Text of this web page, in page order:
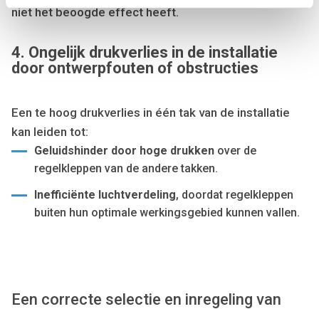
We use cookies to personalise content and ads, to
We also share information about your use of our site with
our social media, advertising and analytics partners who
of their services.
niet het beoogde effect heeft.
4. Ongelijk drukverlies in de installatie
door ontwerpfouten of obstructies
Een te hoog drukverlies in één tak van de installatie
kan leiden tot:
Geluidshinder door hoge drukken over de
regelkleppen van de andere takken.
Inefficiënte luchtverdeling, doordat regelkleppen
buiten hun optimale werkingsgebied kunnen vallen.
Een correcte selectie en inregeling van